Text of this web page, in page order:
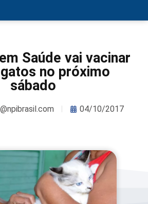
Saúde vai vacinar
no próximo
sábado
04/10/2017